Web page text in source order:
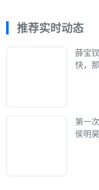
推荐实时动态
薛宝
快，
第一
侯明